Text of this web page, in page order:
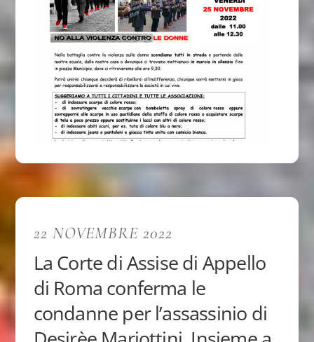
22 NOVEMBRE 2022
La Corte di Assise di Appello
di Roma conferma le
condanne per l’assassinio di